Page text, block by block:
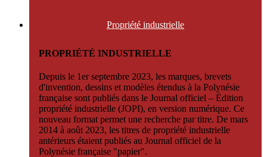
Propriété industrielle
PROPRIÉTÉ INDUSTRIELLE
Depuis le 1er septembre 2023, les marques, brevets
d'invention, dessins et modèles étendus à la Polynésie
française sont publiés dans le Journal officiel – Édition
propriété industrielle (JOPI), en version numérique. Ce
nouveau format permet une recherche par titre. De mars
2014 à août 2023, les titres de propriété industrielle
antérieurs étaient publiés au Journal officiel de la
Polynésie française "papier".